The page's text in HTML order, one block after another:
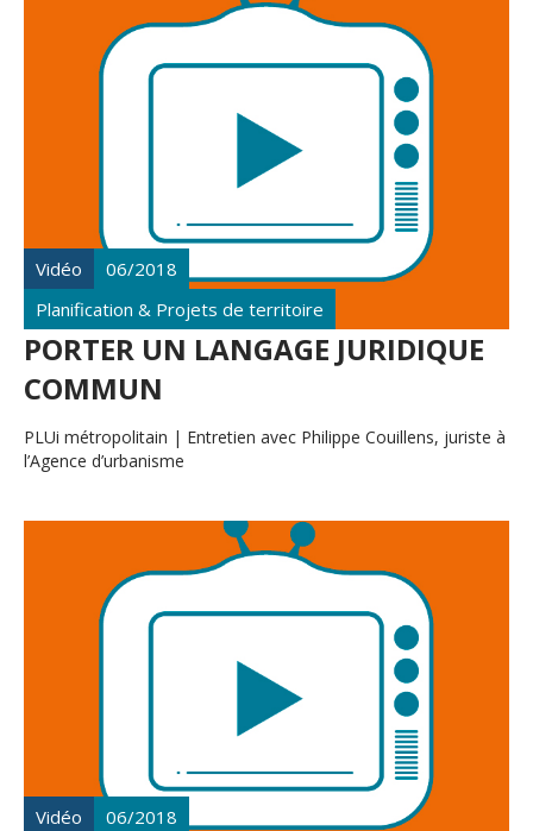
Vidéo
06/2018
Planification & Projets de territoire
PORTER UN LANGAGE JURIDIQUE
COMMUN
PLUi métropolitain | Entretien avec Philippe Couillens, juriste à
l’Agence d’urbanisme
Vidéo
06/2018